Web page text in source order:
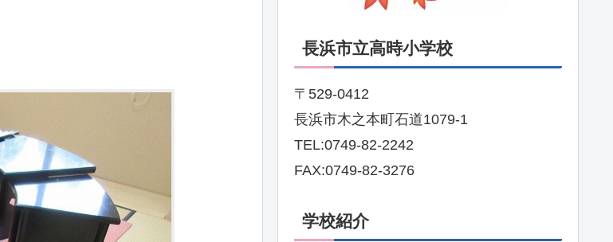
長浜市立高時小学校
〒529-0412
長浜市木之本町石道1079-1
TEL:0749-82-2242
FAX:0749-82-3276
学校紹介